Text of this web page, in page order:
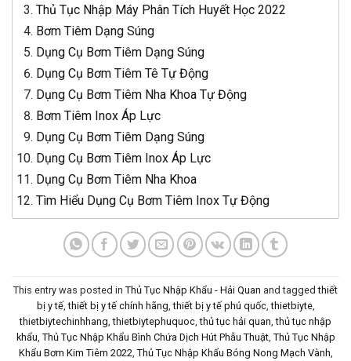
Thủ Tục Nhập Máy Phân Tích Huyết Học 2022
Bơm Tiêm Dạng Súng
Dụng Cụ Bơm Tiêm Dạng Súng
Dụng Cụ Bơm Tiêm Tê Tự Động
Dụng Cụ Bơm Tiêm Nha Khoa Tự Động
Bơm Tiêm Inox Áp Lực
Dụng Cụ Bơm Tiêm Dạng Súng
Dụng Cụ Bơm Tiêm Inox Áp Lực
Dụng Cụ Bơm Tiêm Nha Khoa
Tìm Hiểu Dụng Cụ Bơm Tiêm Inox Tự Động
This entry was posted in Thủ Tục Nhập Khẩu - Hải Quan and taggedthiết
bị y tế,thiết bị y tế chính hãng ,thiết bị y tế phú quốc,thietbiyte,
thietbiytechinhhang ,thietbiytephuquoc ,thủ tục hải quan ,thủ tục nhập
khẩu Thủ Tục Nhập Khẩu Bình Chứa Dịch Hút Phẫu Thuật, Thủ Tục Nhập
Khẩu Bơm Kim Tiêm 2022 Thủ Tục Nhập Khẩu Bóng Nong Mạch Vành